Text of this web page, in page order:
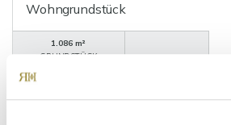
Wohngrundstück
1.086 m²
GRUNDSTÜCK